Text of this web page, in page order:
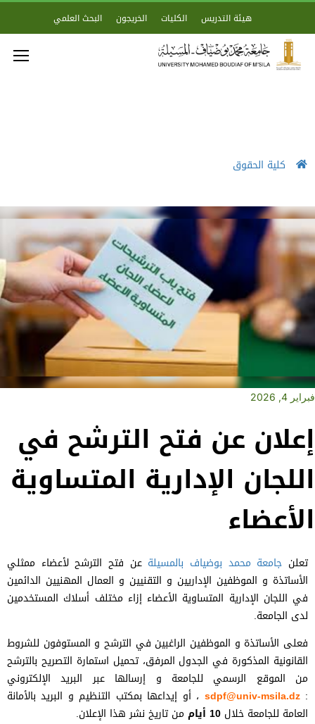
هيئة التدريس الكليات الخريجون البحث العلمي
كلية الحقوق
فبراير 4, 2026
إعلان عن فتح الترشح في
اللجان الإدارية المتساوية
الأعضاء
تعلن جامعة محمد بوضياف بالمسيلة عن فتح الترشح لأعضاء ممثلي
الأساتذة و الموظفين الإداريين و التقنيين و العمال المهنيين الدائمين
في اللجان الإدارية المتساوية الأعضاء إزاء مختلف أسلاك المستخدمين
لدى الجامعة.
فعلى الأساتذة و الموظفين الراغبين في الترشح و المستوفون للشروط
القانونية المذكورة في الجدول المرفق، تحميل استمارة التصريح بالترشح
من الموقع الرسمي للجامعة و إرسالها عبر البريد الإلكتروني
:
sdpf@univ-msila.dz ، أو إيداعها بمكتب التنظيم و البريد بالأمانة
العامة للجامعة خلال 10 أيام من تاريخ نشر هذا الإعلان.